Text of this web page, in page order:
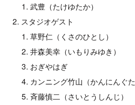
武豊（たけゆたか）
スタジオゲスト
草野仁（くさのひとし）
井森美幸（いもりみゆき）
おぎやはぎ
カンニング竹山（かんにんぐた
斉藤慎二（さいとうしんじ）